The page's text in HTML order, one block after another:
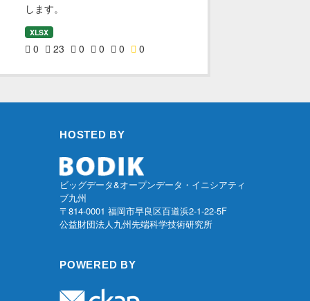
します。
XLSX
0 23 0 0 0 0
HOSTED BY
ビッグデータ&オープンデータ・イニシアティ
ブ九州
〒814-0001 福岡市早良区百道浜2-1-22-5F
公益財団法人九州先端科学技術研究所
POWERED BY